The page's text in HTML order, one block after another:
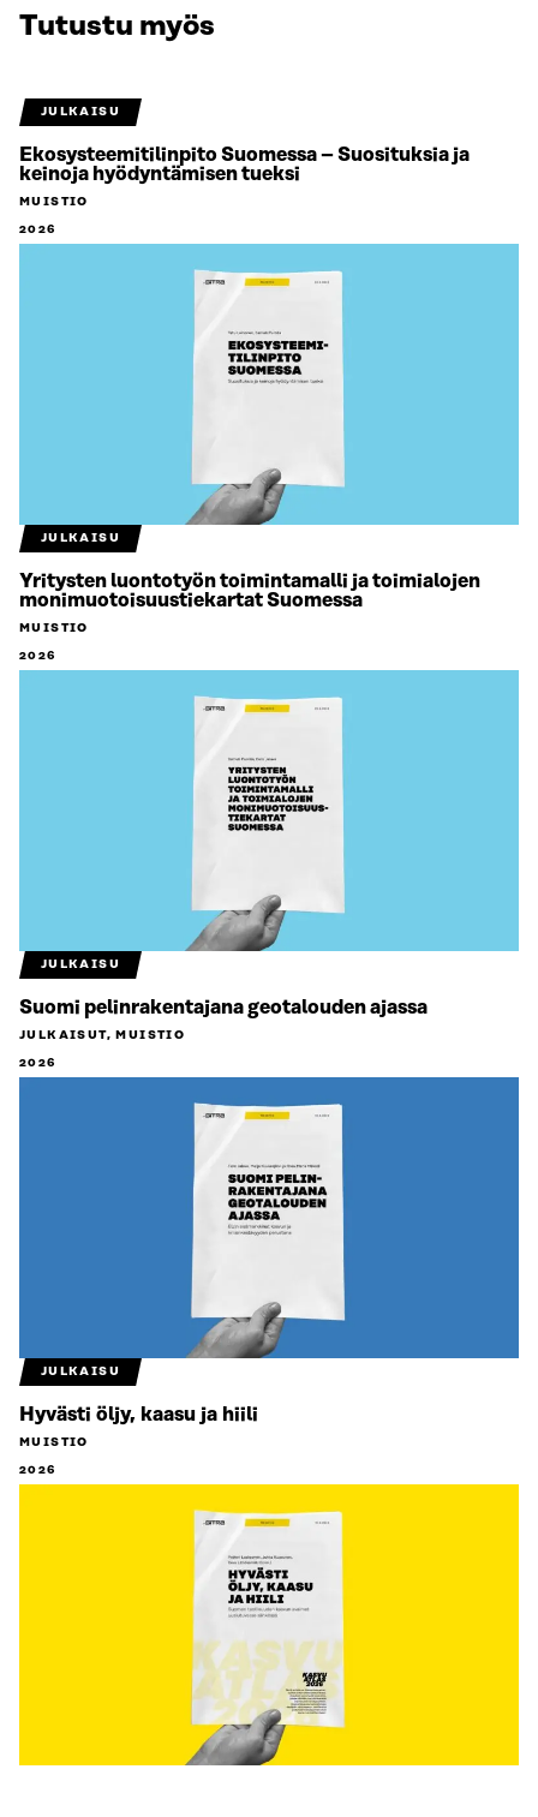
Tutustu myös
JULKAISU
Ekosysteemitilinpito Suomessa – Suosituksia ja
keinoja hyödyntämisen tueksi
MUISTIO
2026
JULKAISU
Yritysten luontotyön toimintamalli ja toimialojen
monimuotoisuustiekartat Suomessa
MUISTIO
2026
JULKAISU
Suomi pelinrakentajana geotalouden ajassa
JULKAISUT, MUISTIO
2026
JULKAISU
Hyvästi öljy, kaasu ja hiili
MUISTIO
2026